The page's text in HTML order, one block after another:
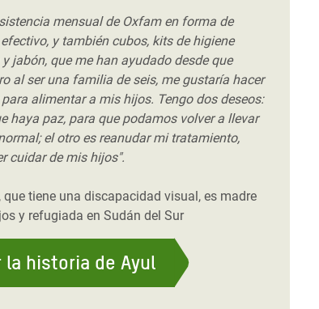
mensual de Oxfam en forma de
y también cubos, kits de higiene
jabón, que me han ayudado desde que
al ser una familia de seis, me gustaría hacer
alimentar a mis hijos. Tengo dos deseos:
haya paz, para que podamos volver a llevar
el otro es reanudar mi tratamiento,
cuidar de mis hijos".
que tiene una discapacidad visual, es madre
y refugiada en Sudán del Sur
la historia de Ayul